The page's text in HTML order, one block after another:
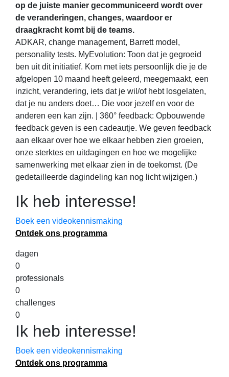
op de juiste manier gecommuniceerd wordt over
de veranderingen, changes, waardoor er
draagkracht komt bij de teams.
ADKAR, change management, Barrett model,
personality tests. MyEvolution: Toon dat je gegroeid
ben uit dit initiatief. Kom met iets persoonlijk die je de
afgelopen 10 maand heeft geleerd, meegemaakt, een
inzicht, verandering, iets dat je wil/of hebt losgelaten,
dat je nu anders doet… Die voor jezelf en voor de
anderen een kan zijn. | 360° feedback: Opbouwende
feedback geven is een cadeautje. We geven feedback
aan elkaar over hoe we elkaar hebben zien groeien,
onze sterktes en uitdagingen en hoe we mogelijke
samenwerking met elkaar zien in de toekomst. (De
gedetailleerde dagindeling kan nog licht wijzigen.)
Ik heb interesse!
Boek een videokennismaking
Ontdek ons programma
dagen
0
professionals
0
challenges
0
Ik heb interesse!
Boek een videokennismaking
Ontdek ons programma